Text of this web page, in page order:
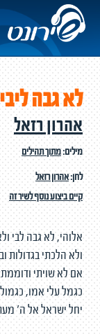
לא גבה ליבי
אהרון רזאל
מילים:מתוך תהילים
לחן:אהרון רזאל
קיים ביצוע נוסף לשיר זה
אלוהי, לא גבה לבי
ולא הלכתי בגדולות
אם לא שויתי
כגמל עלי אמו,
יחל ישראל אל ה'